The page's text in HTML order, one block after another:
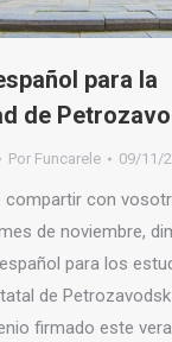
para la
de
Por Funcarele 09/11/
compartir con
de noviembre,
para los
de
firmado este